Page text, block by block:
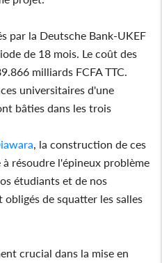
par la Deutsche Bank-UKEF
de 18 mois. Le coût des
milliards FCFA TTC.
universitaires d'une
bâties dans les trois
, la construction de ces
résoudre l'épineux problème
étudiants et de nos
de squatter les salles
crucial dans la mise en